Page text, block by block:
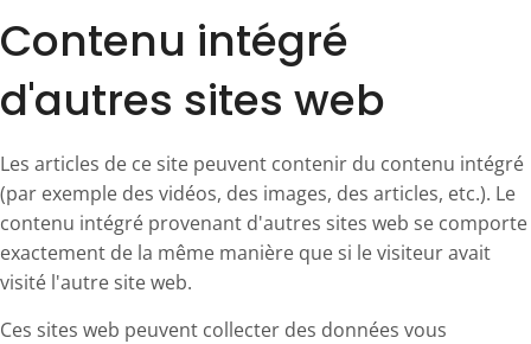
Contenu intégré
d'autres sites web
Les articles de ce site peuvent contenir du contenu intégré
(par exemple des vidéos, des images, des articles, etc.). Le
contenu intégré provenant d'autres sites web se comporte
exactement de la même manière que si le visiteur avait
visité l'autre site web.
Ces sites web peuvent collecter des données vous